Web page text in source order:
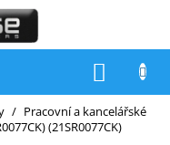
/ Pracovní a kancelářské
(21SR0077CK)